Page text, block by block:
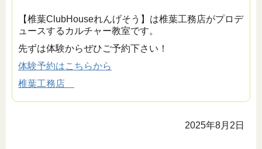
【椎葉ClubHouseれんげそう】は椎葉工務店がプロデ
ュースするカルチャー教室です。
先ずは体験からぜひご予約下さい！
体験予約はこちらから
椎葉工務店
2025年8月2日